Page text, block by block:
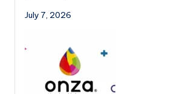
July 7, 2026